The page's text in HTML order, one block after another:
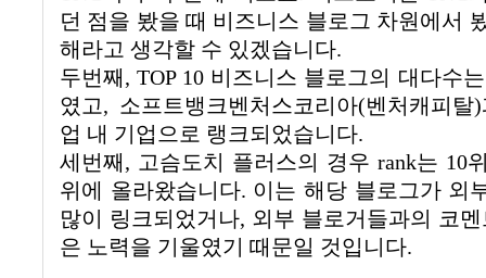
던 점을 봤을 때 비즈니스 블로그 차원에서
해라고 생각할 수 있겠습니다.
두번째, TOP 10 비즈니스 블로그의 대다수
였고, 소프트뱅크벤처스코리아(벤처캐피
업 내 기업으로 랭크되었습니다.
세번째, 고슴도치 플러스의 경우 rank는 10
위에 올라왔습니다. 이는 해당 블로그가 외
많이 링크되었거나, 외부 블로거들과의 코
은 노력을 기울였기 때문일 것입니다.